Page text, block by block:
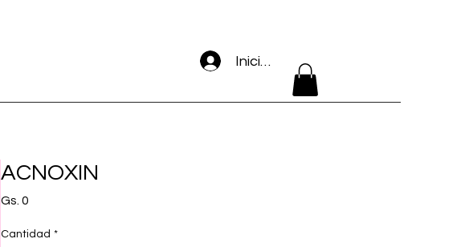
Iniciar sesión
ACNOXIN
Gs. 0
Cantidad *